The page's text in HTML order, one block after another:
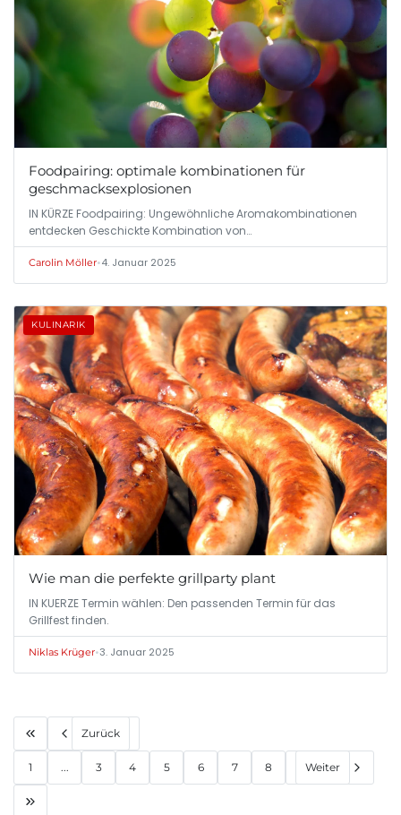
Foodpairing: optimale kombinationen für
geschmacksexplosionen
IN KÜRZE Foodpairing: Ungewöhnliche Aromakombinationen
entdecken Geschickte Kombination von…
Carolin Möller•4. Januar 2025
KULINARIK
Wie man die perfekte grillparty plant
IN KUERZE Termin wählen: Den passenden Termin für das
Grillfest finden.
Niklas Krüger•3. Januar 2025
Zurück
1 ... 3 4 5 6 7 8 Weiter